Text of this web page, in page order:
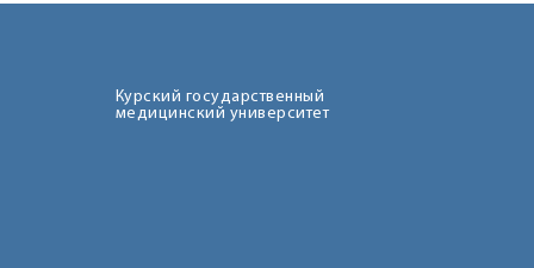
Курский государственный
медицинский университет